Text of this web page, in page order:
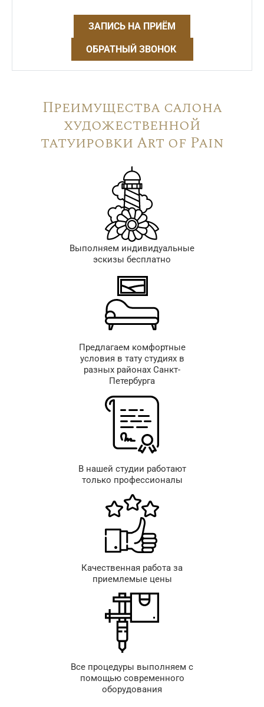
ЗАПИСЬ НА ПРИЁМ
ОБРАТНЫЙ ЗВОНОК
Преимущества салона
художественной
татуировки Art of Pain
Выполняем индивидуальные
эскизы бесплатно
Предлагаем комфортные
условия в тату студиях в
разных районах Санкт-
Петербурга
В нашей студии работают
только профессионалы
Качественная работа за
приемлемые цены
Все процедуры выполняем с
помощью современного
оборудования